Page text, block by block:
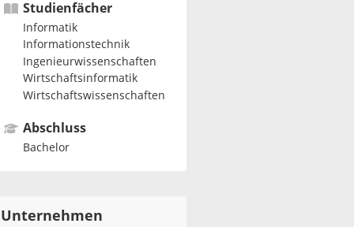
Studienfächer
Informatik
Informationstechnik
Ingenieurwissenschaften
Wirtschaftsinformatik
Wirtschaftswissenschaften
Abschluss
Bachelor
Unternehmen